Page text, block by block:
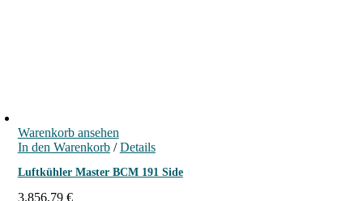
Warenkorb ansehen
In den Warenkorb / Details
Luftkühler Master BCM 191 Side
3.856,79 €